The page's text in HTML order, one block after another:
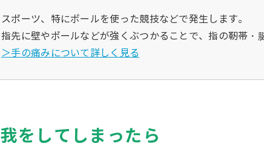
スポーツ、特にボールを使った競技などで発生します。
指先に壁やボールなどが強くぶつかることで、指の靭帯・
＞手の痛みについて詳しく見る
をしてしまったら